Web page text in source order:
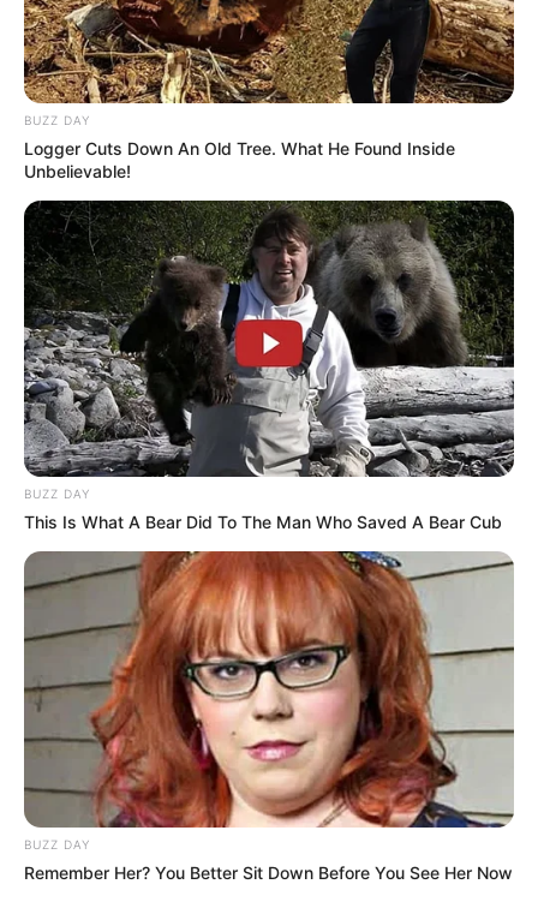
BUZZ DAY
Logger Cuts Down An Old Tree. What He Found Inside
Unbelievable!
BUZZ DAY
This Is What A Bear Did To The Man Who Saved A Bear Cub
BUZZ DAY
Remember Her? You Better Sit Down Before You See Her Now